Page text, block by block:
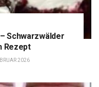
Schwarzwälder
Rezept
2026